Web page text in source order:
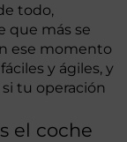
todo,
que más se
ese momento
y ágiles, y
tu operación
el coche